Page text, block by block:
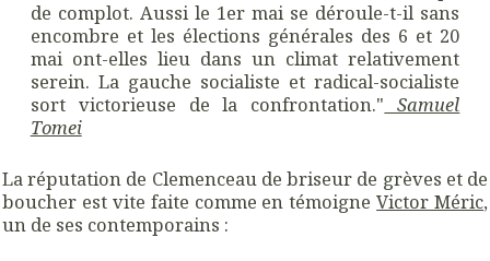
de complot. Aussi le 1er mai se déroule-t-il sans
encombre et les élections générales des 6 et 20
mai ont-elles lieu dans un climat relativement
serein. La gauche socialiste et radical-socialiste
sort victorieuse de la confrontation." Samuel
Tomei
La réputation de Clemenceau de briseur de grèves et de
boucher est vite faite comme en témoigneVictor Méric,
un de ses contemporains :